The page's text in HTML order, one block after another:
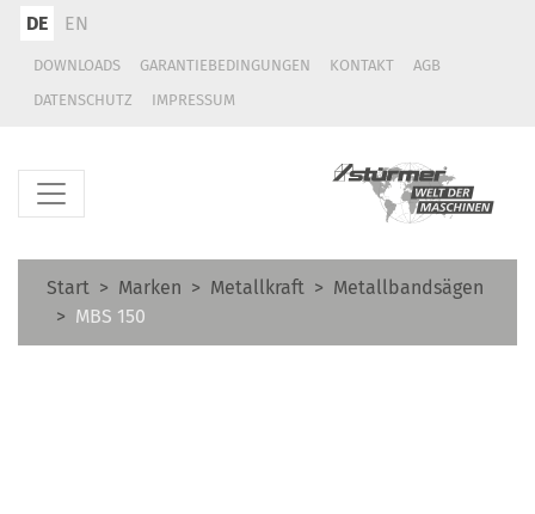
DE EN
DOWNLOADS GARANTIEBEDINGUNGEN KONTAKT
AGB
DATENSCHUTZ
IMPRESSUM
Start Marken Metallkraft
Metallbandsägen
MBS 150